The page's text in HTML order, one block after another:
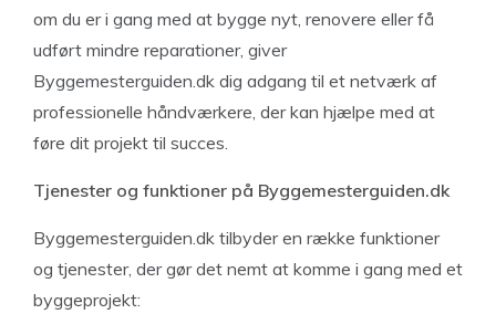
om du er i gang med at bygge nyt, renovere eller få
udført mindre reparationer, giver
Byggemesterguiden.dk dig adgang til et netværk af
professionelle håndværkere, der kan hjælpe med at
føre dit projekt til succes.
Tjenester og funktioner på Byggemesterguiden.dk
Byggemesterguiden.dk tilbyder en række funktioner
og tjenester, der gør det nemt at komme i gang med et
byggeprojekt: